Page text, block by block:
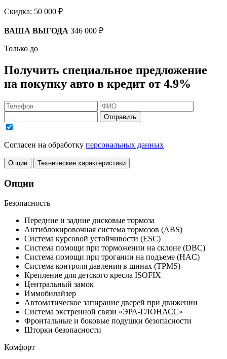
Скидка: 50 000 ₽
ВАША ВЫГОДА 346 000 ₽
Только до
Получить специальное предложение
на покупку авто в кредит от 4.9%
Отправить
Согласен на обработку персональных данных
Опции Технические характеристики
Опции
Безопасность
Передние и задние дисковые тормоза
Антиблокировочная система тормозов (ABS)
Система курсовой устойчивости (ESC)
Система помощи при торможении на склоне (DBC)
Система помощи при трогании на подъеме (HAC)
Система контроля давления в шинах (TPMS)
Крепление для детского кресла ISOFIX
Центральный замок
Иммобилайзер
Автоматическое запирание дверей при движении
Система экстренной связи «ЭРА-ГЛОНАСС»
Фронтальные и боковые подушки безопасности
Шторки безопасности
Комфорт